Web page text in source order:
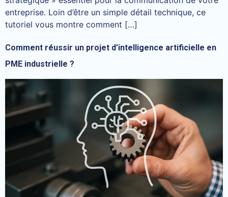
entreprise. Loin d’être un simple détail technique, ce
tutoriel vous montre comment […]
Comment réussir un projet d’intelligence artificielle en
PME industrielle ?